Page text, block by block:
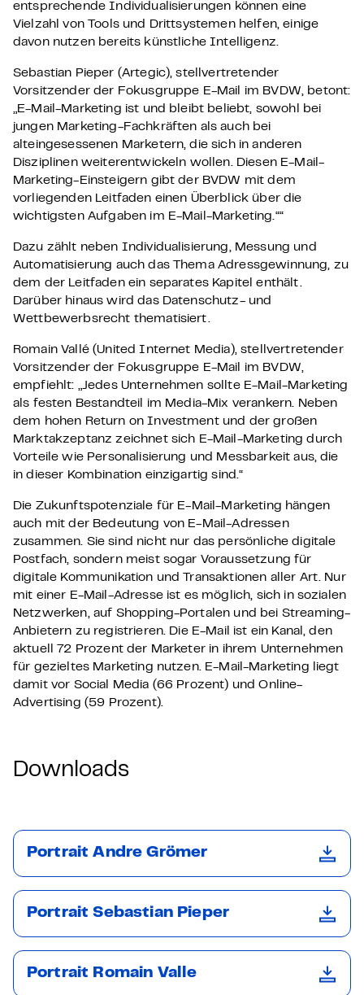
entsprechende Individualisierungen können eine
Vielzahl von Tools und Drittsystemen helfen, einige
davon nutzen bereits künstliche Intelligenz.
Sebastian Pieper (Artegic), stellvertretender
Vorsitzender der Fokusgruppe E-Mail im BVDW, betont:
„E-Mail-Marketing ist und bleibt beliebt, sowohl bei
jungen Marketing-Fachkräften als auch bei
alteingesessenen Marketern, die sich in anderen
Disziplinen weiterentwickeln wollen. Diesen E-Mail-
Marketing-Einsteigern gibt der BVDW mit dem
vorliegenden Leitfaden einen Überblick über die
wichtigsten Aufgaben im E-Mail-Marketing.““
Dazu zählt neben Individualisierung, Messung und
Automatisierung auch das Thema Adressgewinnung, zu
dem der Leitfaden ein separates Kapitel enthält.
Darüber hinaus wird das Datenschutz- und
Wettbewerbsrecht thematisiert.
Romain Vallé (United Internet Media), stellvertretender
Vorsitzender der Fokusgruppe E-Mail im BVDW,
empfiehlt: „Jedes Unternehmen sollte E-Mail-Marketing
als festen Bestandteil im Media-Mix verankern. Neben
dem hohen Return on Investment und der großen
Marktakzeptanz zeichnet sich E-Mail-Marketing durch
Vorteile wie Personalisierung und Messbarkeit aus, die
in dieser Kombination einzigartig sind.“
Die Zukunftspotenziale für E-Mail-Marketing hängen
auch mit der Bedeutung von E-Mail-Adressen
zusammen. Sie sind nicht nur das persönliche digitale
Postfach, sondern meist sogar Voraussetzung für
digitale Kommunikation und Transaktionen aller Art. Nur
mit einer E-Mail-Adresse ist es möglich, sich in sozialen
Netzwerken, auf Shopping-Portalen und bei Streaming-
Anbietern zu registrieren. Die E-Mail ist ein Kanal, den
aktuell 72 Prozent der Marketer in ihrem Unternehmen
für gezieltes Marketing nutzen. E-Mail-Marketing liegt
damit vor Social Media (66 Prozent) und Online-
Advertising (59 Prozent).
Downloads
Portrait Andre Grömer
Portrait Sebastian Pieper
Portrait Romain Valle